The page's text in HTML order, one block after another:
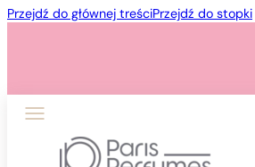
Przejdź do głównej treściPrzejdź do stopki